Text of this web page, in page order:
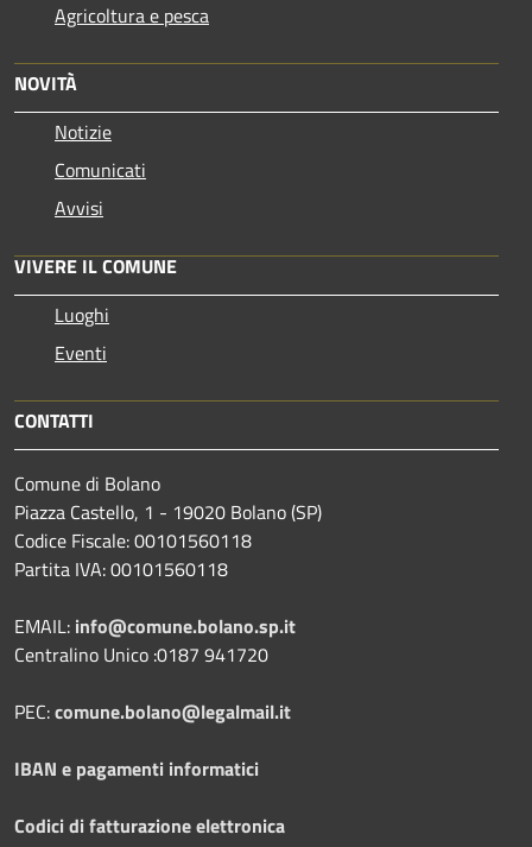
Agricoltura e pesca
NOVITÀ
Notizie
Comunicati
Avvisi
VIVERE IL COMUNE
Luoghi
Eventi
CONTATTI
Comune di Bolano
Piazza Castello, 1 - 19020 Bolano (SP)
Codice Fiscale: 00101560118
Partita IVA: 00101560118
EMAIL: info@comune.bolano.sp.it
Centralino Unico :0187 941720
PEC:comune.bolano@legalmail.it
IBAN e pagamenti informatici
Codici di fatturazione elettronica